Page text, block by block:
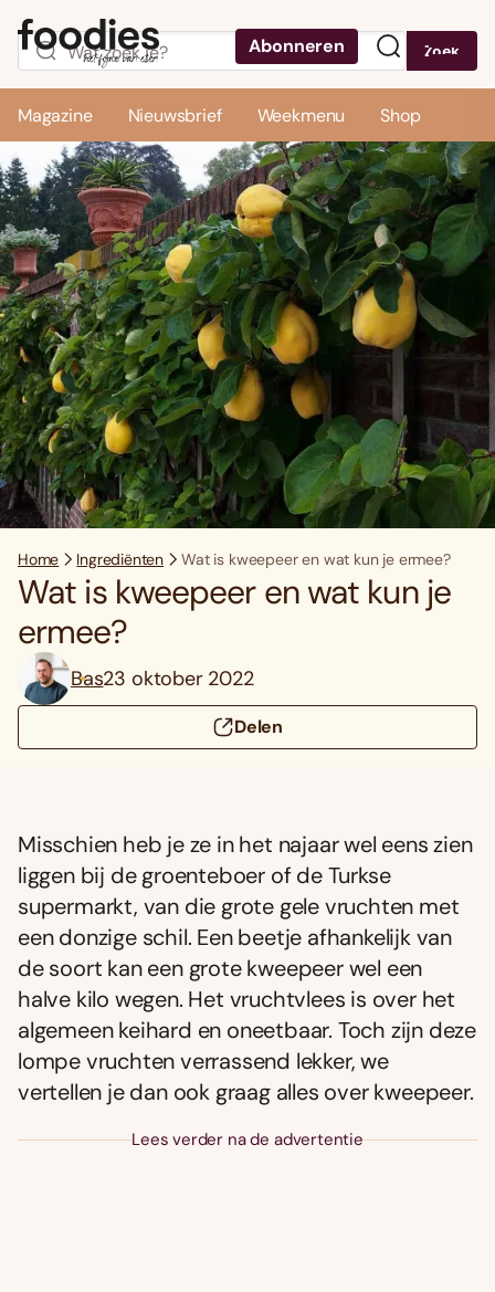
Abonneren Zoek
Magazine Nieuwsbrief Weekmenu Shop
Home Ingrediënten Wat is kweepeer en wat kun je ermee?
Wat is kweepeer en wat kun je
ermee?
Bas23 oktober 2022
Delen
Misschien heb je ze in het najaar wel eens zien
liggen bij de groenteboer of de Turkse
supermarkt, van die grote gele vruchten met
een donzige schil. Een beetje afhankelijk van
de soort kan een grote kweepeer wel een
halve kilo wegen. Het vruchtvlees is over het
algemeen keihard en oneetbaar. Toch zijn deze
lompe vruchten verrassend lekker, we
vertellen je dan ook graag alles over kweepeer.
Lees verder na de advertentie